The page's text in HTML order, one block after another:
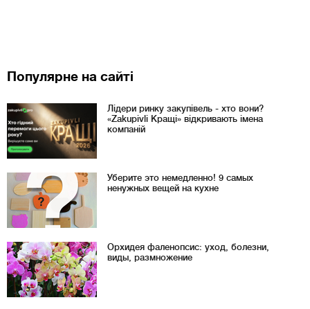
Популярне на сайті
Лідери ринку закупівель - хто вони?
«Zakupivli Кращі» відкривають імена
компаній
Уберите это немедленно! 9 самых
ненужных вещей на кухне
Орхидея фаленопсис: уход, болезни,
виды, размножение